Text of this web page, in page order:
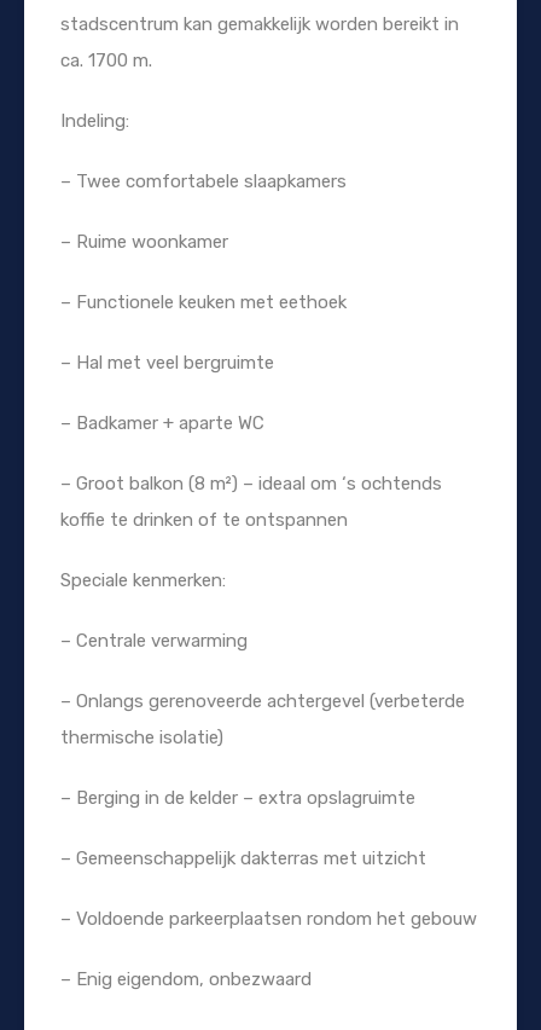
stadscentrum kan gemakkelijk worden bereikt in
ca. 1700 m.
Indeling:
– Twee comfortabele slaapkamers
– Ruime woonkamer
– Functionele keuken met eethoek
– Hal met veel bergruimte
– Badkamer + aparte WC
– Groot balkon (8 m²) – ideaal om ‘s ochtends
koffie te drinken of te ontspannen
Speciale kenmerken:
– Centrale verwarming
– Onlangs gerenoveerde achtergevel (verbeterde
thermische isolatie)
– Berging in de kelder – extra opslagruimte
– Gemeenschappelijk dakterras met uitzicht
– Voldoende parkeerplaatsen rondom het gebouw
– Enig eigendom, onbezwaard